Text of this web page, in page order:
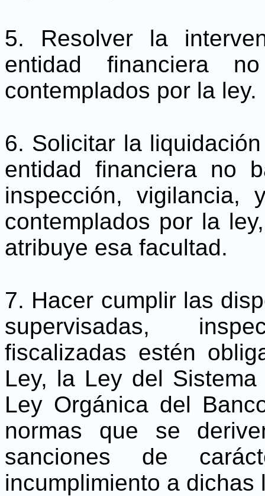
5. Resolver la
entidad financiera
contemplados por la ley.
6. Solicitar la
entidad financiera no
inspección, vigilancia,
contemplados por la
atribuye esa facultad.
7. Hacer cumplir las
supervisadas,
fiscalizadas estén
Ley, la Ley del
Ley Orgánica del
normas que se
sanciones de
incumplimiento a dichas